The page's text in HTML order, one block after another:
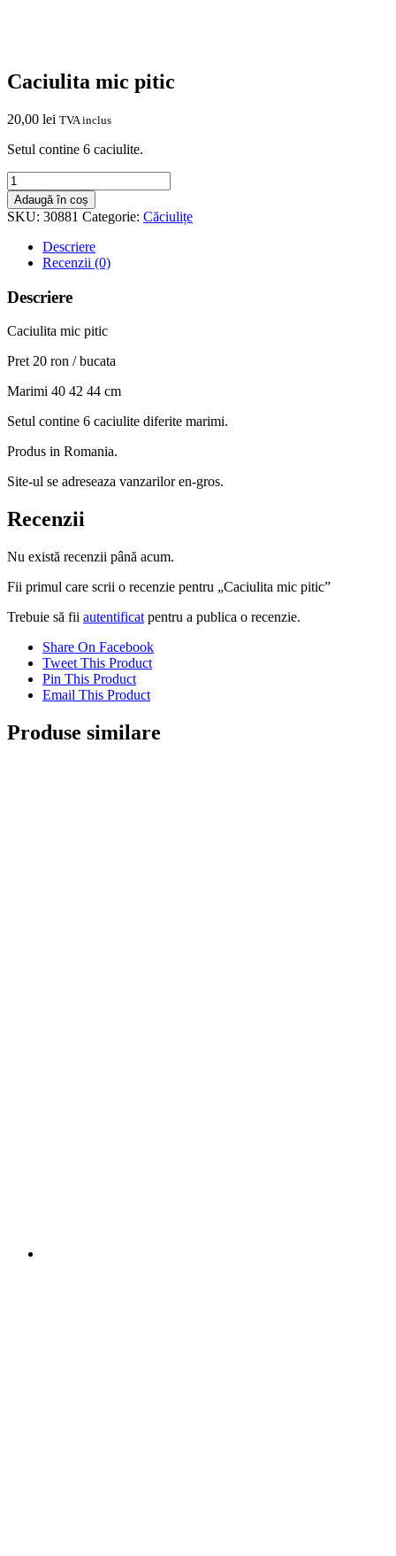
Caciulita mic pitic
20,00 lei TVA inclus
Setul contine 6 caciulite.
Cantitate
Caciulita
mic
pitic
Adaugă în coș
SKU: 30881 Categorie: Căciulițe
Descriere
Recenzii (0)
Descriere
Caciulita mic pitic
Pret 20 ron / bucata
Marimi 40 42 44 cm
Setul contine 6 caciulite diferite marimi.
Produs in Romania.
Site-ul se adreseaza vanzarilor en-gros.
Recenzii
Nu există recenzii până acum.
Fii primul care scrii o recenzie pentru „Caciulita mic pitic”
Trebuie să fii autentificat pentru a publica o recenzie.
Share On Facebook
Tweet This Product
Pin This Product
Email This Product
Produse similare